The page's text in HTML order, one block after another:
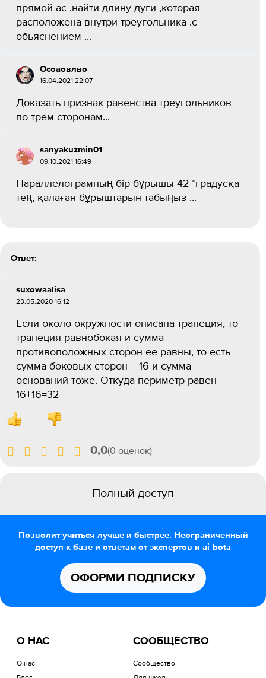
прямой ас .найти длину дуги ,которая
расположена внутри треугольника .с
обьяснением ​...
Осоаовлво
16.04.2021 22:07
Доказать признак равенства треугольников
по трем сторонам​...
sanyakuzmin01
09.10.2021 16:49
Параллелограмның бір бұрышы 42 °градусқа
тең, қалаған бұрыштарын табыңыз ​...
Ответ:
suxowaalisa
23.05.2020 16:12
Если около окружности описана трапеция, то
трапеция равнобокая и сумма
противоположных сторон ее равны, то есть
сумма боковых сторон = 16 и сумма
оснований тоже. Откуда периметр равен
16+16=32
0,0(0 оценок)
Полный доступ
Позволит учиться лучше и быстрее. Неограниченный
доступ к базе и ответам от экспертов и ai-bota
ОФОРМИ ПОДПИСКУ
О НАС
О нас
СООБЩЕСТВО
Сообщество